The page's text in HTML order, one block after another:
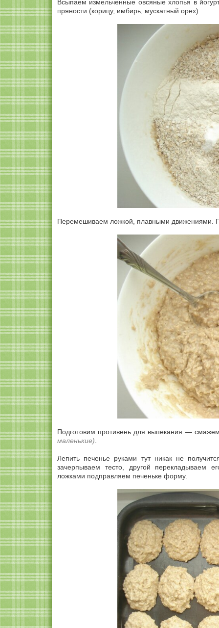
Всыпаем измельченные овсяные хлопья в
пряности (корицу, имбирь, мускатный орех).
Перемешиваем ложкой, плавными движениями.
Подготовим противень для выпекания —
маленькие).
Лепить печенье руками тут никак не
зачерпываем тесто, другой перекладываем
ложками подправляем печеньке форму.